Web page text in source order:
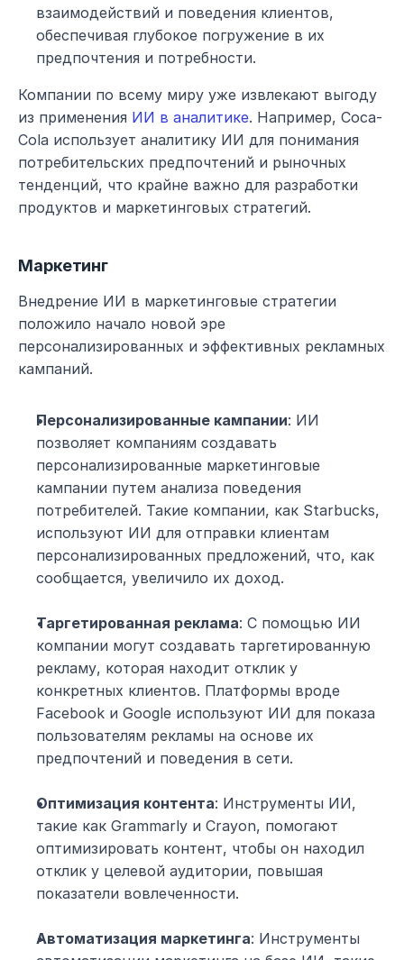
взаимодействий и поведения клиентов,
обеспечивая глубокое погружение в их
предпочтения и потребности.
Компании по всему миру уже извлекают выгоду
из применения ИИ в аналитике. Например, Coca-
Cola использует аналитику ИИ для понимания
потребительских предпочтений и рыночных
тенденций, что крайне важно для разработки
продуктов и маркетинговых стратегий.
Маркетинг
Внедрение ИИ в маркетинговые стратегии
положило начало новой эре
персонализированных и эффективных рекламных
кампаний.
Персонализированные кампании: ИИ
позволяет компаниям создавать
персонализированные маркетинговые
кампании путем анализа поведения
потребителей. Такие компании, как Starbucks,
используют ИИ для отправки клиентам
персонализированных предложений, что, как
сообщается, увеличило их доход.
Таргетированная реклама: С помощью ИИ
компании могут создавать таргетированную
рекламу, которая находит отклик у
конкретных клиентов. Платформы вроде
Facebook и Google используют ИИ для показа
пользователям рекламы на основе их
предпочтений и поведения в сети.
Оптимизация контента: Инструменты ИИ,
такие как Grammarly и Crayon, помогают
оптимизировать контент, чтобы он находил
отклик у целевой аудитории, повышая
показатели вовлеченности.
Автоматизация маркетинга: Инструменты